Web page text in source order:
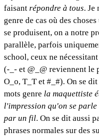
faisant répondre à tous. Je
genre de cas où des
se produisent, on a notre
parallèle, parfois
school, ceux ne
(-_- et @_@ reviennent le
O_o, T_T et #_#). On se
mots genre la maquettiste
l'impression qu'on se
par un fil. On se dit aussi
phrases normales sur des